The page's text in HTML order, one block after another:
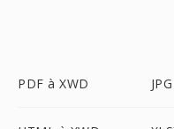
PDF à XWD